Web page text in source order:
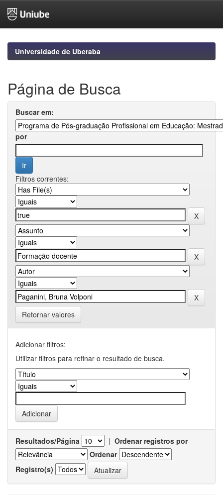
navigationUniversidade de Uberaba
Página de Busca
Buscar em:
por
Filtros correntes:
Retornar valores
Adicionar filtros:
Utilizar filtros para refinar o resultado de busca.
Resultados/Página | Ordenar registros por
Ordenar
Registro(s)